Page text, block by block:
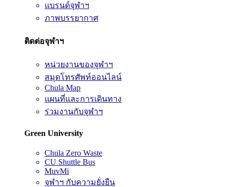
แบรนด์จุฬาฯ
ภาพบรรยากาศ
ติดต่อจุฬาฯ
หน่วยงานของจุฬาฯ
สมุดโทรศัพท์ออนไลน์
Chula Map
แผนที่และการเดินทาง
ร่วมงานกับจุฬาฯ
Green University
Chula Zero Waste
CU Shuttle Bus
MuvMi
จุฬาฯ กับความยั่งยืน